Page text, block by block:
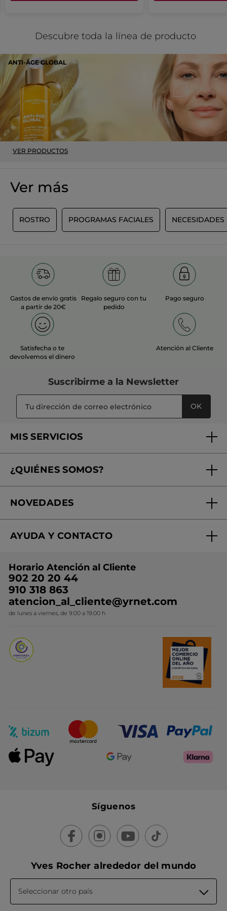
Descubre toda la línea de producto
ANTI-ÂGE GLOBAL
VER PRODUCTOS
Ver más
ROSTRO PROGRAMAS FACIALES NECESIDADES
Gastos de envío gratis
a partir de 20€
Regalo seguro con tu
pedido
Pago seguro
Satisfecha o te
devolvemos el dinero
Atención al Cliente
Suscribirme a la Newsletter
OK
MIS SERVICIOS
Tratamientos de Belleza
Mi club Yves Rocher
¿QUIÉNES SOMOS?
¿Quiénes somos?
Nuestros compromisos
Conviértete en Franquiciada
NOVEDADES
Rebajas
Ideas de Regalo
Colección Monoi
Novedades del mes
AYUDA Y CONTACTO
Contacto
Horario Atención al Cliente
902 20 20 44
910 318 863
atencion_al_cliente@yrnet.com
de lunes a viernes, de 9:00 a 19:00 h
Síguenos
Yves Rocher alrededor del mundo
Seleccionar otro país